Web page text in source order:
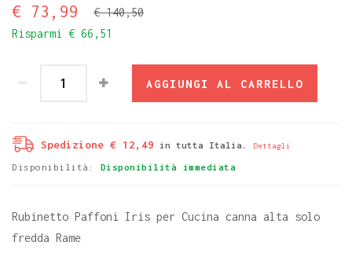
€ 140,50
€ 73,99
Risparmi € 66,51
AGGIUNGI AL CARRELLO
Spedizione € 12,49 in tutta Italia. Dettagli
Disponibilità: Disponibilità immediata
Rubinetto Paffoni Iris per Cucina canna alta solo
fredda Rame